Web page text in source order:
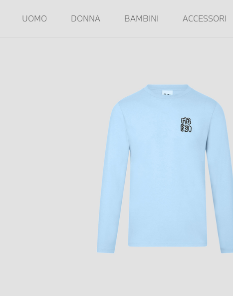
UOMO DONNA BAMBINI ACCESSORI